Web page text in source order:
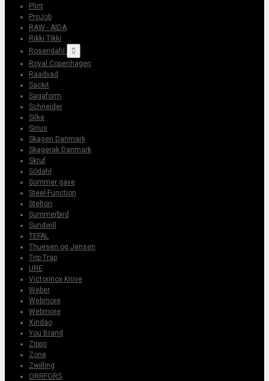
Plint
ProJob
RAW - AIDA
Rikki Tikki
Rosendahl

Royal Copenhagen
Raadvad
Sackit
Sagaform
Schneider
Silke
Sirius
Skagen Danmark
Skagerak Danmark
Skruf
Sôdahl
Sommer gave
Steel-Function
Stelton
Summerbird
Sundwill
TEFAL
Thuesen og Jensen
Trip Trap
URE
Victorinox Knive
Weber
Webmore
Webmore
Xindao
You Brand
Zippo
Zone
Zwilling
ORRFORS